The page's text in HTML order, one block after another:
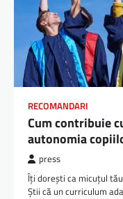
RECOMANDARI
Cum contribuie
autonomia
press
Îți dorești ca micuțul
Știi că un curriculum